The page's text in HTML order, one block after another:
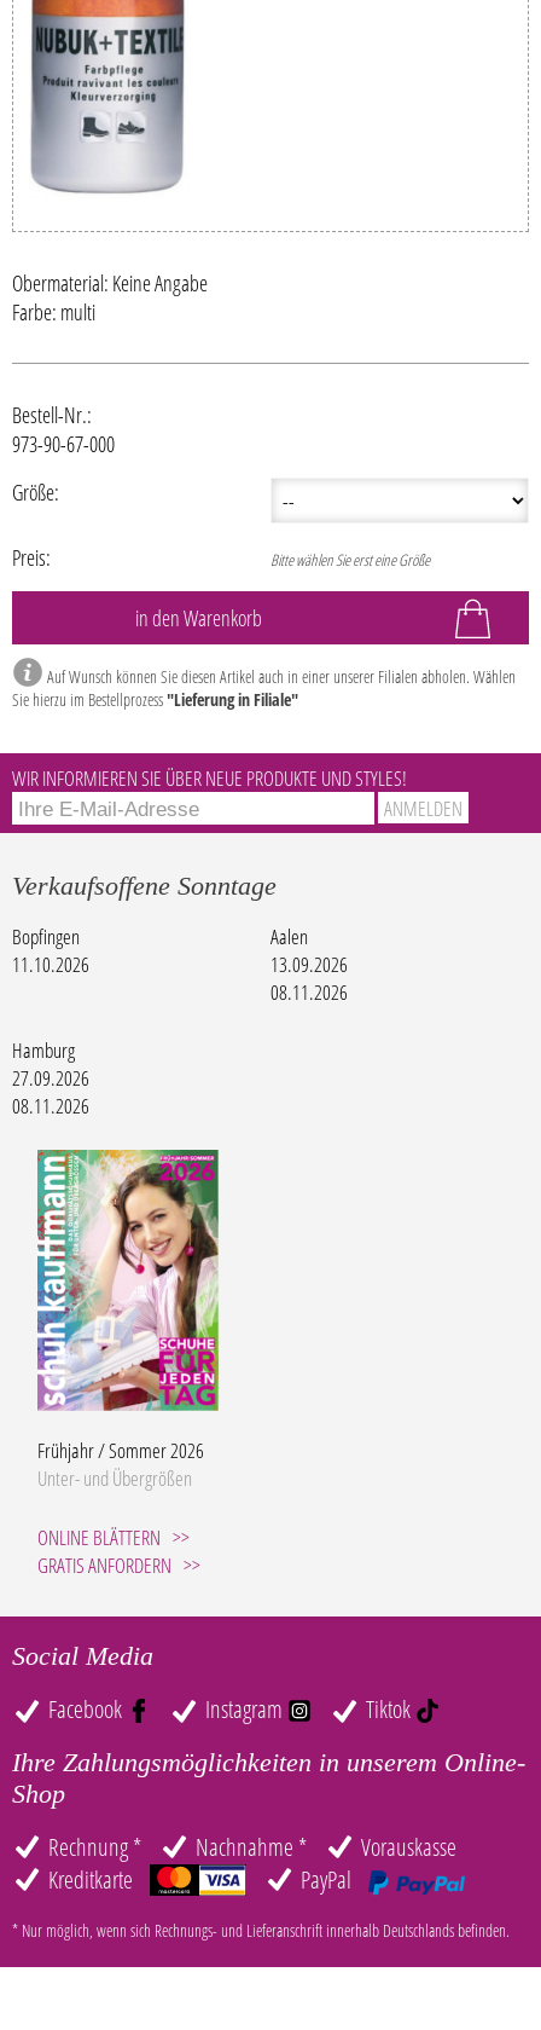
Obermaterial: Keine Angabe
Farbe: multi
Bestell-Nr.:
973-90-67-000
Größe:
Preis: Bitte wählen Sie erst eine Größe
Auf Wunsch können Sie diesen Artikel auch in einer unserer Filialen abholen. Wählen
Sie hierzu im Bestellprozess"Lieferung in Filiale"
WIR INFORMIEREN SIE ÜBER NEUE PRODUKTE UND STYLES!
Verkaufsoffene Sonntage
Bopfingen
11.10.2026
Aalen
13.09.2026
08.11.2026
Hamburg
27.09.2026
08.11.2026
Frühjahr / Sommer 2026
Unter- und Übergrößen
ONLINE BLÄTTERN
GRATIS ANFORDERN
Social Media
Facebook Instagram Tiktok
Ihre Zahlungsmöglichkeiten in unserem Online-
Shop
Rechnung * Nachnahme *
Vorauskasse
Kreditkarte
PayPal
* Nur möglich, wenn sich Rechnungs- und Lieferanschrift innerhalb Deutschlands befinden.